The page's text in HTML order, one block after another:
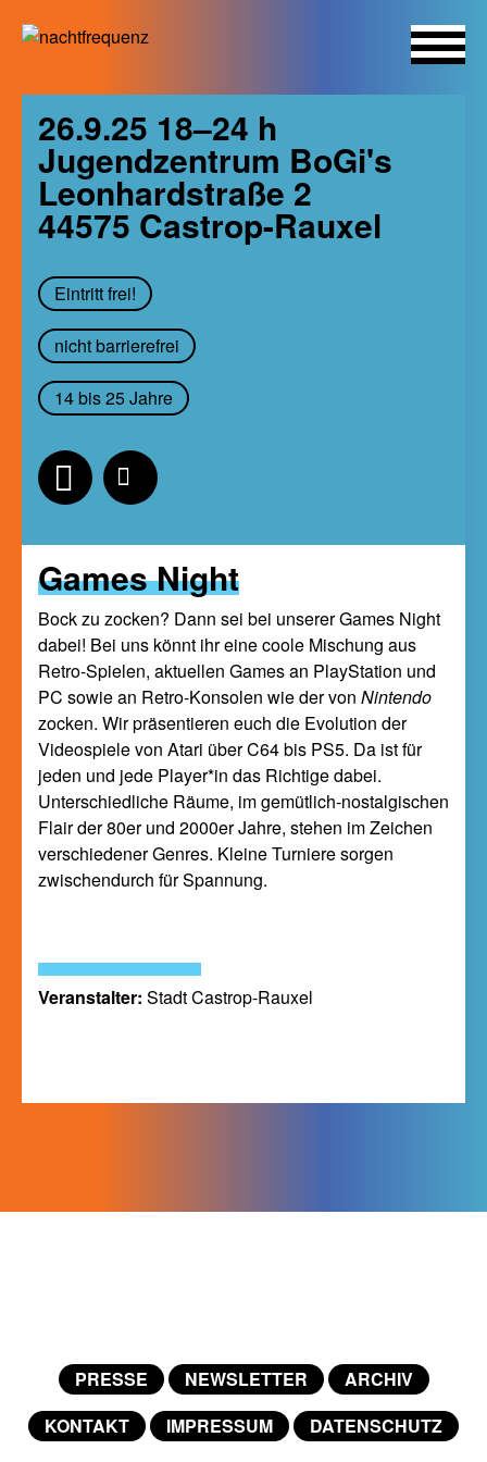
content
26.9.25 18–24 h
Jugendzentrum BoGi's
Leonhardstraße 2
44575 Castrop-Rauxel
Eintritt frei!
nicht barrierefrei
14 bis 25 Jahre
Games Night
Bock zu zocken? Dann sei bei unserer Games Night
dabei! Bei uns könnt ihr eine coole Mischung aus
Retro-Spielen, aktuellen Games an PlayStation und
PC sowie an Retro-Konsolen wie der von Nintendo
zocken. Wir präsentieren euch die Evolution der
Videospiele von Atari über C64 bis PS5. Da ist für
jeden und jede Player*in das Richtige dabei.
Unterschiedliche Räume, im gemütlich-nostalgischen
Flair der 80er und 2000er Jahre, stehen im Zeichen
verschiedener Genres. Kleine Turniere sorgen
zwischendurch für Spannung.
Veranstalter: Stadt Castrop-Rauxel
PRESSE NEWSLETTER
ARCHIV
KONTAKT
IMPRESSUM DATENSCHUTZ